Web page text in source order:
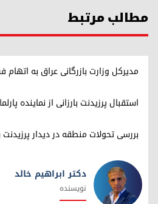
مطالب مرتبط
مدیرکل وزارت بازرگانی عراق به
استقبال پرزیدنت بارزانی از نماینده
بررسی تحولات منطقه در دیدار پرزیدنت
دکتر ابراهیم خالد
نویسنده